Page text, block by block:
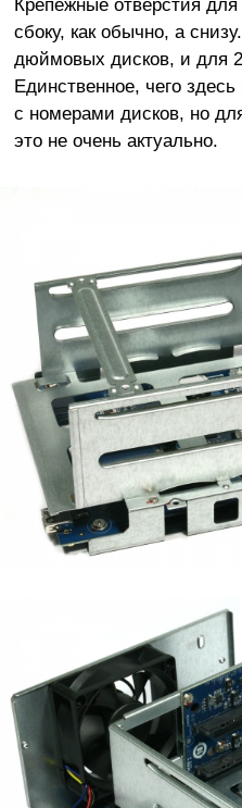
сбоку, как обычно, а
дюймовых дисков, и для
Единственное, чего
с номерами дисков, но
это не очень актуально.